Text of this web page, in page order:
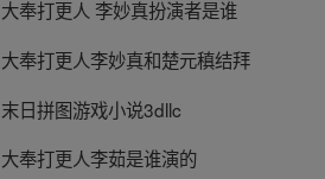
大奉打更人 李妙真扮演者是谁
大奉打更人李妙真和楚元稹结拜
末日拼图游戏小说3dllc
大奉打更人李茹是谁演的